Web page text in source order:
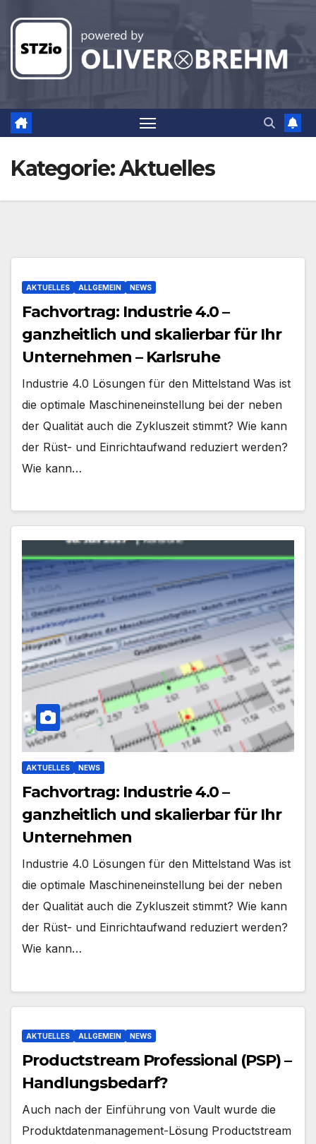
Inhalt
springen
Kategorie:Aktuelles
AKTUELLES ALLGEMEIN NEWS
Fachvortrag: Industrie 4.0 –
ganzheitlich und skalierbar für Ihr
Unternehmen – Karlsruhe
Industrie 4.0 Lösungen für den Mittelstand Was ist
die optimale Maschineneinstellung bei der neben
der Qualität auch die Zykluszeit stimmt? Wie kann
der Rüst- und Einrichtaufwand reduziert werden?
Wie kann…
AKTUELLES NEWS
Fachvortrag: Industrie 4.0 –
ganzheitlich und skalierbar für Ihr
Unternehmen
Industrie 4.0 Lösungen für den Mittelstand Was ist
die optimale Maschineneinstellung bei der neben
der Qualität auch die Zykluszeit stimmt? Wie kann
der Rüst- und Einrichtaufwand reduziert werden?
Wie kann…
AKTUELLES ALLGEMEIN NEWS
Productstream Professional (PSP) –
Handlungsbedarf?
Auch nach der Einführung von Vault wurde die
Produktdatenmanagement-Lösung Productstream